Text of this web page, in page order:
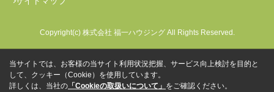
Copyright(c) 株式会社 福一ハウジング All Rights Reserved.
当サイトでは、お客様の当サイト利用状況把握、サービス向上検討を目的と
して、クッキー（Cookie）を使用しています。
詳しくは、当社の 「Cookieの取扱いについて」 をご確認ください。